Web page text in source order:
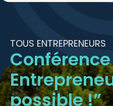
TOUS ENTREPRENEURS
possible !”